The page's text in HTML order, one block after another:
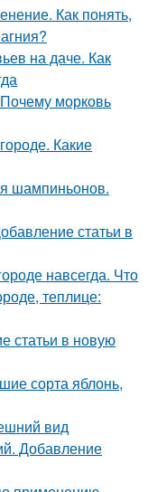
Как понять,
на даче. Как
морковь
Какие
шампиньонов.
статьи в
навсегда. Что
теплице:
статьи в новую
сорта яблонь,
вид
Добавление